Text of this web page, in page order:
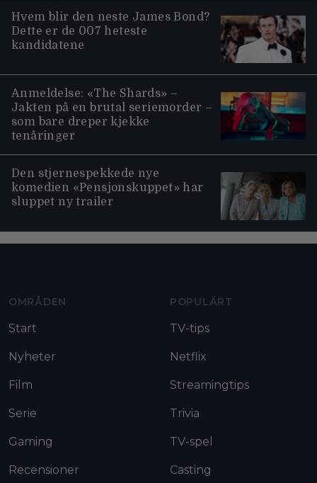
Hvem blir den neste James Bond?
Dette er de 007 heteste
kandidatene
Anmeldelse: «The Shards» –
Jakten på en brutal seriemorder –
som bare dreper kjekke
tenåringer
Den stjernespekkede nye
komedien «Pensjonskuppet» har
sluppet ny trailer
OMRÅDEN
Start
Nyheter
Film
Serie
Gaming
Recensioner
POPULÄRT
TV-tips
Netflix
Streamingtips
Trivia
TV-spel
Casting